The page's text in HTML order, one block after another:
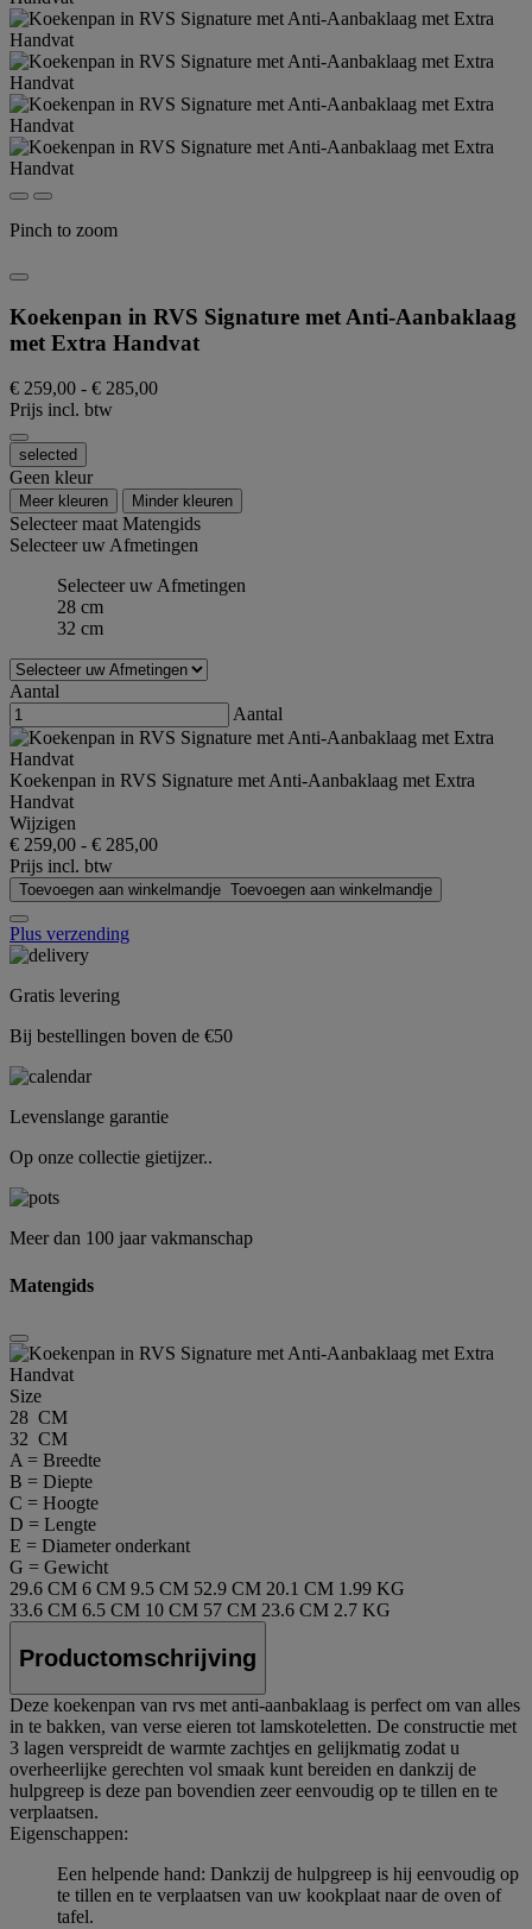
Pinch to zoom
Koekenpan in RVS Signature met Anti-Aanbaklaag
met Extra Handvat
€ 259,00 - € 285,00
Prijs incl. btw
selected
Geen kleur
Meer kleuren Minder kleuren
Selecteer maatMatengids
Selecteer uw Afmetingen
Selecteer uw Afmetingen
28 cm
32 cm
Aantal
Aantal
Koekenpan in RVS Signature met Anti-Aanbaklaag met Extra
Handvat
Wijzigen
€ 259,00 - € 285,00
Prijs incl. btw
Toevoegen aan winkelmandje Toevoegen aan winkelmandje
Plus verzending
Gratis levering
Bij bestellingen boven de €50
Levenslange garantie
Op onze collectie gietijzer..
Meer dan 100 jaar vakmanschap
Matengids
Size
28 CM
32 CM
A = Breedte
B = Diepte
C = Hoogte
D = Lengte
E = Diameter onderkant
G = Gewicht
29.6 CM 6 CM 9.5 CM 52.9 CM 20.1 CM 1.99 KG
33.6 CM 6.5 CM 10 CM 57 CM 23.6 CM 2.7 KG
Productomschrijving
Deze koekenpan van rvs met anti-aanbaklaag is perfect om van alles
in te bakken, van verse eieren tot lamskoteletten. De constructie met
3 lagen verspreidt de warmte zachtjes en gelijkmatig zodat u
overheerlijke gerechten vol smaak kunt bereiden en dankzij de
hulpgreep is deze pan bovendien zeer eenvoudig op te tillen en te
verplaatsen.
Eigenschappen:
Een helpende hand: Dankzij de hulpgreep is hij eenvoudig op
te tillen en te verplaatsen van uw kookplaat naar de oven of
tafel.